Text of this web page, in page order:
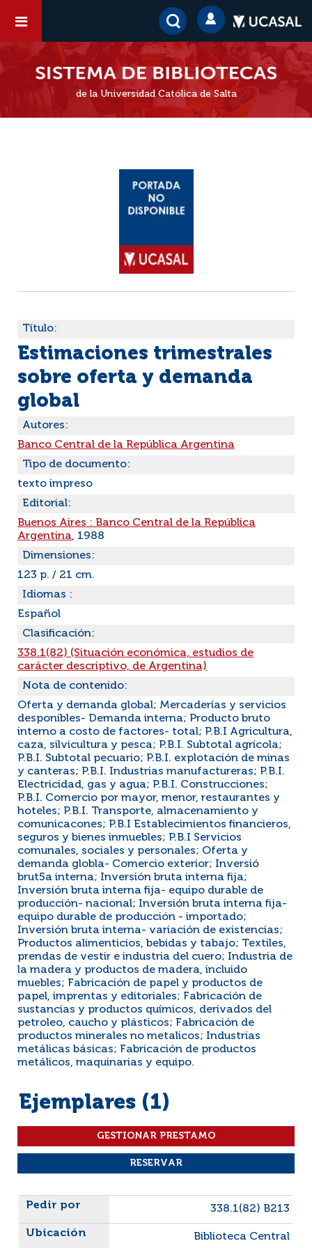
de la Universidad Católica de Salta
Título:
Estimaciones trimestrales
sobre oferta y demanda
global
Autores:
Banco Central de la República Argentina
Tipo de documento:
texto impreso
Editorial:
Buenos Aires : Banco Central de la República
Argentina, 1988
Dimensiones:
123 p. / 21 cm.
Idiomas :
Español
Clasificación:
338.1(82) (Situación económica, estudios de
carácter descriptivo, de Argentina)
Nota de contenido:
Oferta y demanda global; Mercaderías y servicios
desponibles- Demanda interna; Producto bruto
interno a costo de factores- total; P.B.I Agricultura,
caza, silvicultura y pesca; P.B.I. Subtotal agrícola;
P.B.I. Subtotal pecuario; P.B.I. explotación de minas
y canteras; P.B.I. Industrias manufactureras; P.B.I.
Electricidad, gas y agua; P.B.I. Construcciones;
P.B.I. Comercio por mayor, menor, restaurantes y
hoteles; P.B.I. Transporte, almacenamiento y
comunicacones; P.B.I Establecimientos financieros,
seguros y bienes inmuebles; P.B.I Servicios
comunales, sociales y personales; Oferta y
demanda globla- Comercio exterior; Inversió
brut5a interna; Inversión bruta interna fija;
Inversión bruta interna fija- equipo durable de
producción- nacional; Inversión bruta interna fija-
equipo durable de producción - importado;
Inversión bruta interna- variación de existencias;
Productos alimenticios, bebidas y tabajo; Textiles,
prendas de vestir e industria del cuero; Industria de
la madera y productos de madera, incluido
muebles; Fabricación de papel y productos de
papel, imprentas y editoriales; Fabricación de
sustancias y productos químicos, derivados del
petroleo, caucho y plásticos; Fabricación de
productos minerales no metalicos; Industrias
metálicas básicas; Fabricación de productos
metálicos, maquinarias y equipo.
Ejemplares (1)
Liste des exemplaires
338.1(82) B213
Biblioteca Central